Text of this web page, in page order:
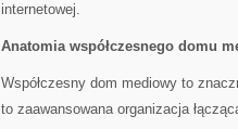
internetowej.
Anatomia współczesnego domu
Współczesny dom mediowy to
to zaawansowana organizacja